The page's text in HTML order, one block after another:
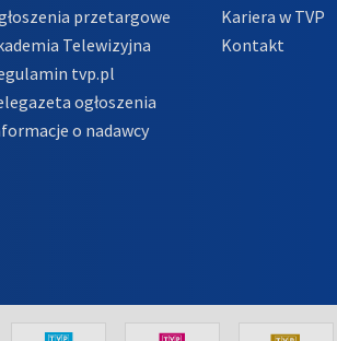
przetargowe
Telewizyjna
tvp.pl
ogłoszenia
o nadawcy
Kariera w TVP
Kontakt